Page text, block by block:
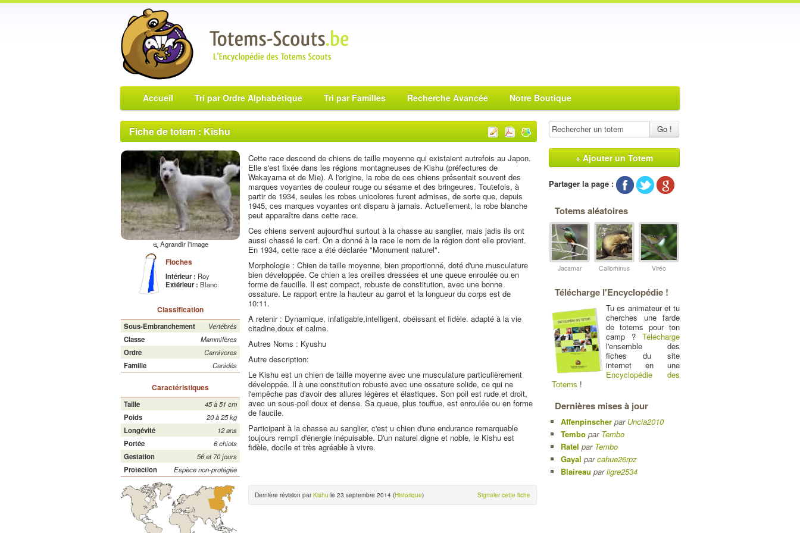
Accueil Tri par Ordre Alphabétique Tri par Familles Recherche Avancée Notre Boutique
Fiche de totem : Kishu
Agrandir l'image
Floches
Intérieur : Roy
Extérieur : Blanc
Classification
Sous-Embranchement
Vertébrés
Classe
Mammifères
Ordre
Carnivores
Famille
Canidés
Caractéristiques
Taille
45 à 51 cm
Poids
20 à 25 kg
Longévité
12 ans
Portée
6 chiots
Gestation
56 et 70 jours
Protection
Espèce non-protégée
Cette race descend de chiens de taille moyenne qui existaient autrefois au Japon.
Elle s'est fixée dans les régions montagneuses de Kishu (préfectures de
Wakayama et de Mie). A l'origine, la robe de ces chiens présentait souvent des
marques voyantes de couleur rouge ou sésame et des bringeures. Toutefois, à
partir de 1934, seules les robes unicolores furent admises, de sorte que, depuis
1945, ces marques voyantes ont disparu à jamais. Actuellement, la robe blanche
peut apparaître dans cette race.
Ces chiens servent aujourd'hui surtout à la chasse au sanglier, mais jadis ils ont
aussi chassé le cerf. On a donné à la race le nom de la région dont elle provient.
En 1934, cette race a été déclarée "Monument naturel".
Morphologie : Chien de taille moyenne, bien proportionné, doté d'une musculature
bien développée. Ce chien a les oreilles dressées et une queue enroulée ou en
forme de faucille. Il est compact, robuste de constitution, avec une bonne
ossature. Le rapport entre la hauteur au garrot et la longueur du corps est de
10:11.
A retenir : Dynamique, infatigable,intelligent, obéissant et fidèle. adapté à la vie
citadine,doux et calme.
Autres Noms : Kyushu
Autre description:
Le Kishu est un chien de taille moyenne avec une musculature particulièrement
développée. Il à une constitution robuste avec une ossature solide, ce qui ne
l'empêche pas d'avoir des allures légères et élastiques. Son poil est rude et droit,
avec un sous-poil doux et dense. Sa queue, plus touffue, est enroulée ou en forme
de faucile.
Participant à la chasse au sanglier, c'est u chien d'une endurance remarquable
toujours rempli d'énergie inépuisable. D'un naturel digne et noble, le Kishu est
fidèle, docile et très agréable à vivre.
Dernière révision parKishu le 23 septembre 2014 (Historique) Signaler cette fiche
Go !
+ Ajouter un Totem
Partager la page :
Totems aléatoires
Jacamar Callorhinus Viréo
Télécharge l'Encyclopédie !
Tu es animateur et tu
cherches une farde
de totems pour ton
camp ? Télécharge
l'ensemble des
fiches du site
internet en une
Encyclopédie des
Totems !
Dernières mises à jour
Affenpinscher par Uncia2010
Tembo par Tembo
Ratel par Tembo
Gayal parcahue26rpz
Blaireau parligre2534